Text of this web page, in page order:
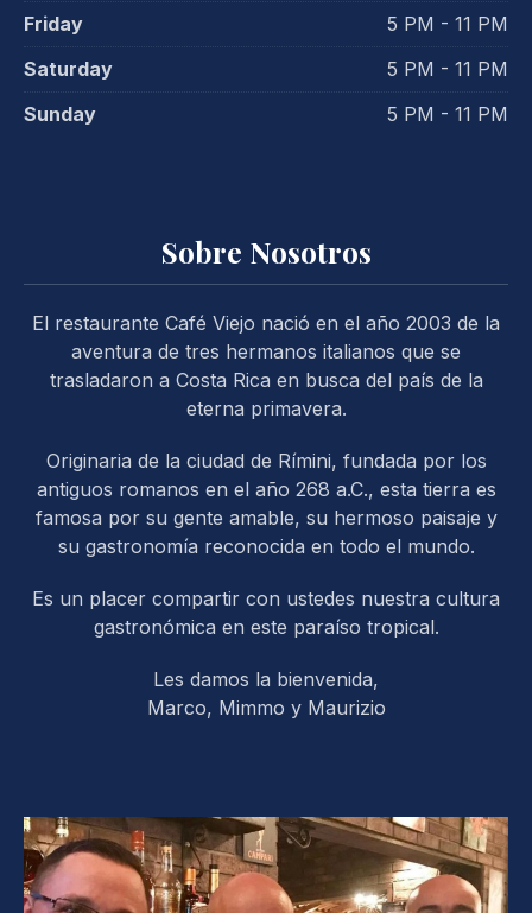
Friday
5 PM - 11 PM
Saturday
5 PM - 11 PM
Sunday
5 PM - 11 PM
Sobre Nosotros
El restaurante Café Viejo nació en el año 2003 de la
aventura de tres hermanos italianos que se
trasladaron a Costa Rica en busca del país de la
eterna primavera.
Originaria de la ciudad de Rímini, fundada por los
antiguos romanos en el año 268 a.C., esta tierra es
famosa por su gente amable, su hermoso paisaje y
su gastronomía reconocida en todo el mundo.
Es un placer compartir con ustedes nuestra cultura
gastronómica en este paraíso tropical.
Les damos la bienvenida,
Marco, Mimmo y Maurizio
PREVIOUS